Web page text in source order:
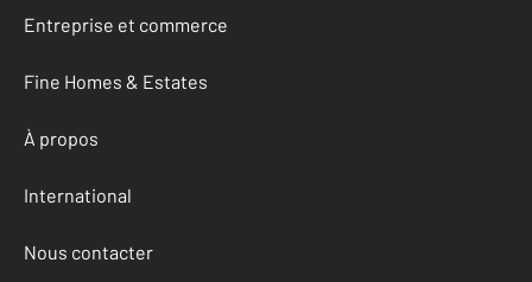
Entreprise et commerce
Fine Homes & Estates
À propos
International
Nous contacter